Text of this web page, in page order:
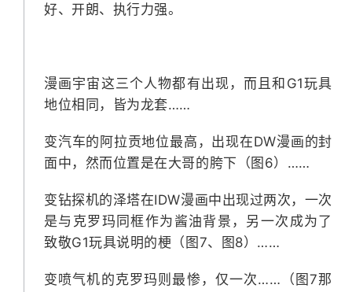
好、开朗、执行力强。
漫画宇宙这三个人物都有出现，而且和G1玩具
地位相同，皆为龙套……
变汽车的阿拉贡地位最高，出现在DW漫画的封
面中，然而位置是在大哥的胯下（图6）……
变钻探机的泽塔在IDW漫画中出现过两次，一次
是与克罗玛同框作为酱油背景，另一次成为了
致敬G1玩具说明的梗（图7、图8）……
变喷气机的克罗玛则最惨，仅一次……（图7那